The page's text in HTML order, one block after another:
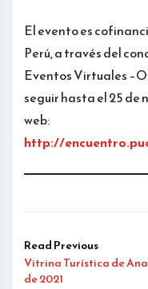
El evento es
Perú, a través del
Eventos Virtuales
seguir hasta el 25 de
web:
http://
Read Previous
Vitrina Turística de
de 2021